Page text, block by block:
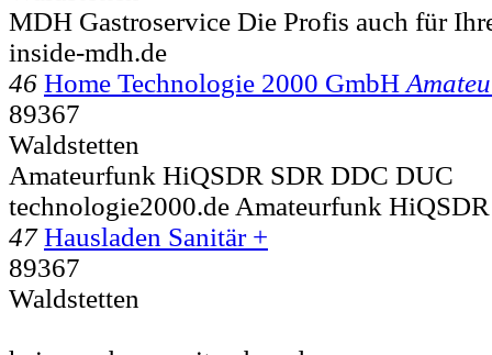
MDH Gastroservice Die Profis auch für
inside-mdh.de
46 Home Technologie 2000 GmbH
89367
Waldstetten
Amateurfunk HiQSDR SDR DDC DUC
technologie2000.de Amateurfunk
47 Hausladen Sanitär +
89367
Waldstetten